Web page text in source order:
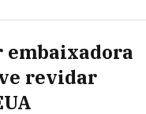
embaixadora
revidar